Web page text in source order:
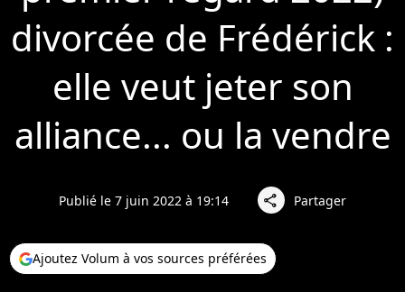
divorcée de Frédérick :
elle veut jeter son
alliance... ou la vendre
Publié le 7 juin 2022 à 19:14 share Partager
Ajoutez Volum à vos sources préférées